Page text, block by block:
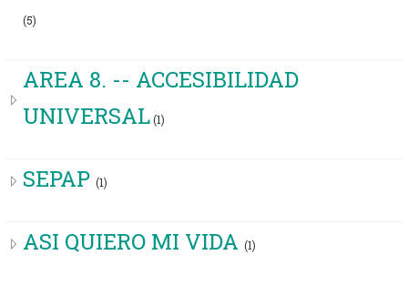
(5)
AREA 8. -- ACCESIBILIDAD
UNIVERSAL (1)
SEPAP(1)
ASI QUIERO MI VIDA(1)